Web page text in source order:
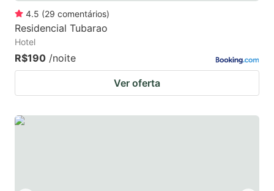
4.5 (29 comentários)
Residencial Tubarao
Hotel
R$190 /noite
Ver oferta